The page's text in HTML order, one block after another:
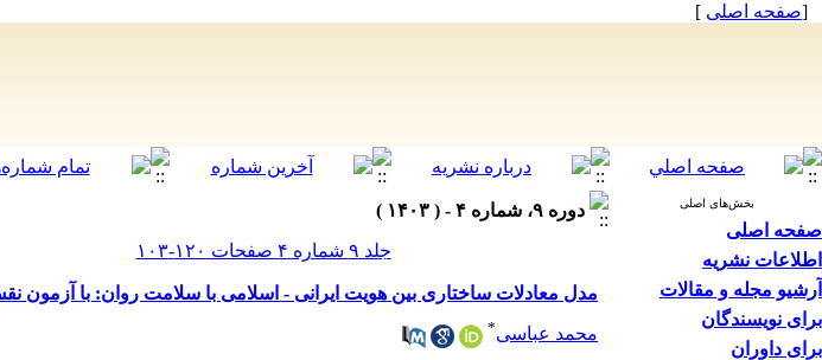
[صفحه اصلی ]
بخش‌های اصلی
صفحه اصلی
اطلاعات نشریه
آرشیو مجله و مقالات
برای نویسندگان
برای داوران
دوره ۹، شماره ۴ - ( ۱۴۰۳ )
جلد ۹ شماره ۴ صفحات ۱۲۰-۱۰۳
مدل معادلات ساختاری بین هویت ایرانی - اسلامی با سلامت روان: با آزمون
محمد عباسی*